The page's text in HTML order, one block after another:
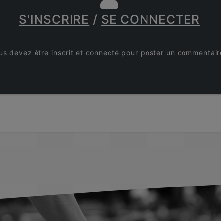
S'INSCRIRE / SE CONNECTER
devez être inscrit et connecté pour poster un